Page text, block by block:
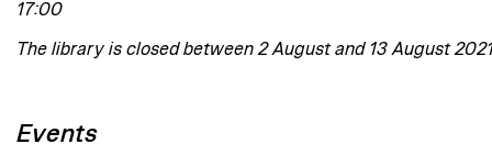
17:00
The library is closed between 2 August and 13 August
Events